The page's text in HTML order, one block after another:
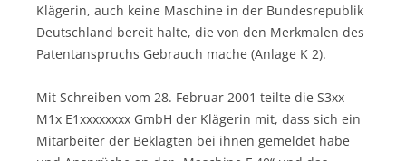
Klägerin, auch keine Maschine in der Bundesrepublik
Deutschland bereit halte, die von den Merkmalen des
Patentanspruchs Gebrauch mache (Anlage K 2).
Mit Schreiben vom 28. Februar 2001 teilte die S3xx
M1x E1xxxxxxxx GmbH der Klägerin mit, dass sich ein
Mitarbeiter der Beklagten bei ihnen gemeldet habe